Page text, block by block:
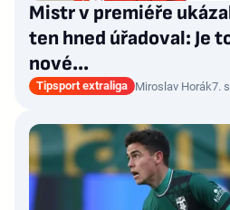
Mistr v premiéře
ten hned úřadoval: Je
nové…
Tipsport extraliga Miroslav Horák7.